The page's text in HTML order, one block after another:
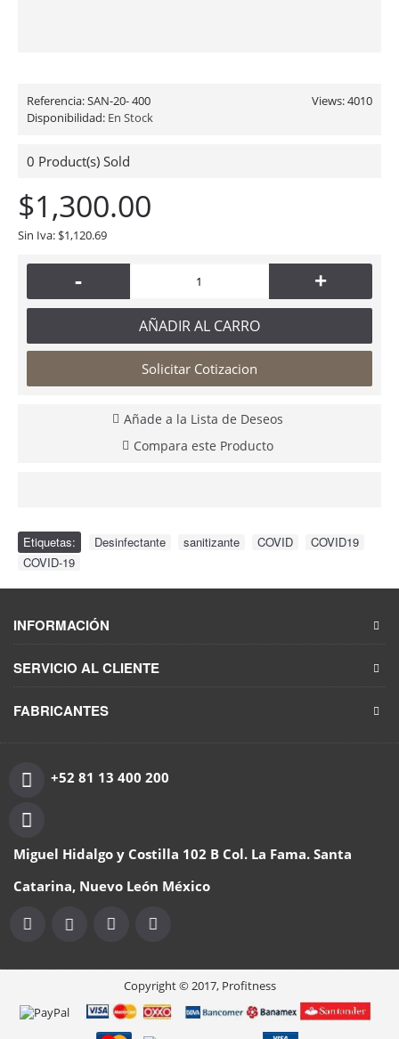
Views: 4010
Referencia:SAN-20- 400
Disponibilidad: En Stock
0 Product(s) Sold
$1,300.00
Sin Iva: $1,120.69
- +
AÑADIR AL CARRO
Solicitar Cotizacion
Añade a la Lista de Deseos
Compara este Producto
Etiquetas: Desinfectante sanitizante COVID COVID19
COVID-19
INFORMACIÓN
SERVICIO AL CLIENTE
FABRICANTES
+52 81 13 400 200
Miguel Hidalgo y Costilla 102 B Col. La Fama. Santa
Catarina, Nuevo León México
Copyright © 2017, Profitness